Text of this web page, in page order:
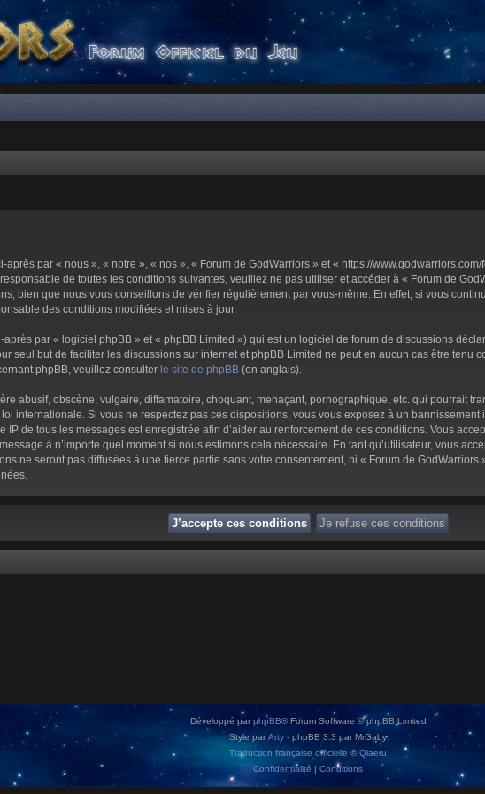
par « nous », « notre », « nos », « Forum de GodWarriors » et « https://
de toutes les conditions suivantes, veuillez ne pas utiliser et accéder à « Forum de
bien que nous vous conseillons de vérifier régulièrement par vous-même. En effet, si vous
des conditions modifiées et mises à jour.
par « logiciel phpBB » et « phpBB Limited ») qui est un logiciel de forum de discussions
seul but de faciliter les discussions sur internet et phpBB Limited ne peut en aucun cas être tenu
phpBB, veuillez consulter le site de phpBB (en anglais).
abusif, obscène, vulgaire, diffamatoire, choquant, menaçant, pornographique, etc. qui pourrait
internationale. Si vous ne respectez pas ces dispositions, vous vous exposez à un
IP de tous les messages est enregistrée afin d’aider au renforcement de ces conditions. Vous
à n’importe quel moment si nous estimons cela nécessaire. En tant qu’utilisateur, vous
ne seront pas diffusées à une tierce partie sans votre consentement, ni « Forum de
Développé parphpBB® Forum Software © phpBB Limited
Style par Arty - phpBB 3.3 par MrGaby
Traduction française officielle ©Qiaeru
Confidentialité | Conditions